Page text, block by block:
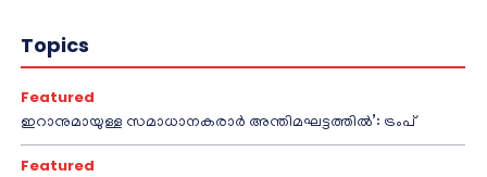
Topics
Featured
ഇറാനുമായുള്ള സമാധാനകരാർ അന്തിമഘട്ടത്തിൽ‌’: ട്രംപ്
Featured